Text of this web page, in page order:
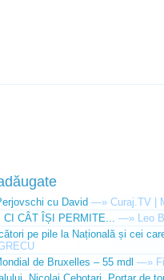
cu David —» Curaj.TV |
CI CÂT ÎȘI PERMITE... —» Leo
pe pile la Națională și cei
de Bruxelles – 55 mdl —»